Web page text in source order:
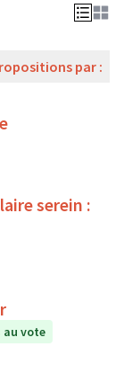
par :
serein :
au vote